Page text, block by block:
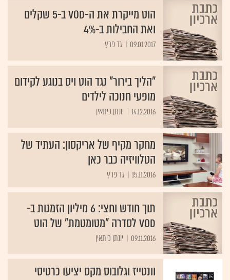
הוט מייקרת את ה-VOD ב-5 שקלים
ואת החבילות ב-4%
09.01.2017 גד פרץ
"הליך בירור" נגד הוט ויס בנוגע לקידום
מופעי חנוכה לילדים
14.12.2016 יונתן כיתאין
מחקר מקיף של אריקסון: העתיד של
הטלוויזיה כבר כאן
15.11.2016 גד פרץ
תוך חודש וחצי: 6 מיליון הזמנות ב-
VOD לסדרה "מטומטמת" של הוט
09.11.2016 יונתן כיתאין
וונטייז וגלובוס מקס יציעו כרטיסי